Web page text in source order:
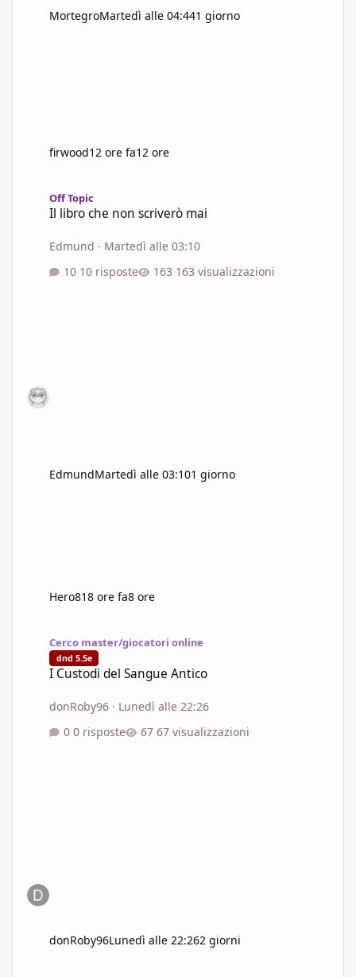
MortegroMartedì alle 04:441 giorno
firwood12 ore fa12 ore
Off Topic
Il libro che non scriverò mai
Edmund · Martedì alle 03:10
10 risposte
163 visualizzazioni
EdmundMartedì alle 03:101 giorno
Hero818 ore fa8 ore
Cerco master/giocatori online
dnd 5.5e
I Custodi del Sangue Antico
donRoby96 · Lunedì alle 22:26
0 risposte
67 visualizzazioni
donRoby96Lunedì alle 22:262 giorni